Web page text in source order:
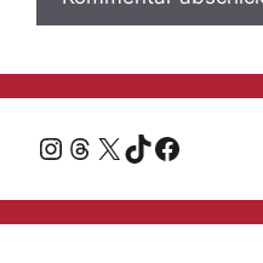
Instagram
Threads
X TikTokFacebook